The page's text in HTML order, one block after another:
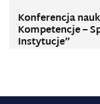
Konferencja
Kompetencje –
Instytucje”